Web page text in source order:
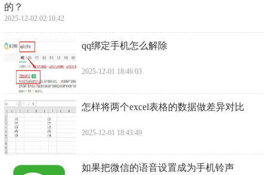
的？
2025-12-02 02:10:42
​qq绑定手机怎么解除
2025-12-01 18:46:03
​怎样将两个excel表格的数据做差异对比
2025-12-01 18:43:49
​如果把微信的语音设置成为手机铃声